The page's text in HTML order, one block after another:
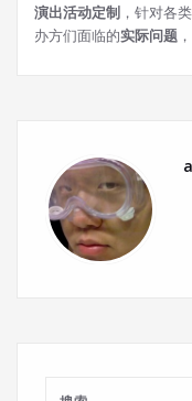
演出活动定制 ，针对各
办方们面临的实际问题